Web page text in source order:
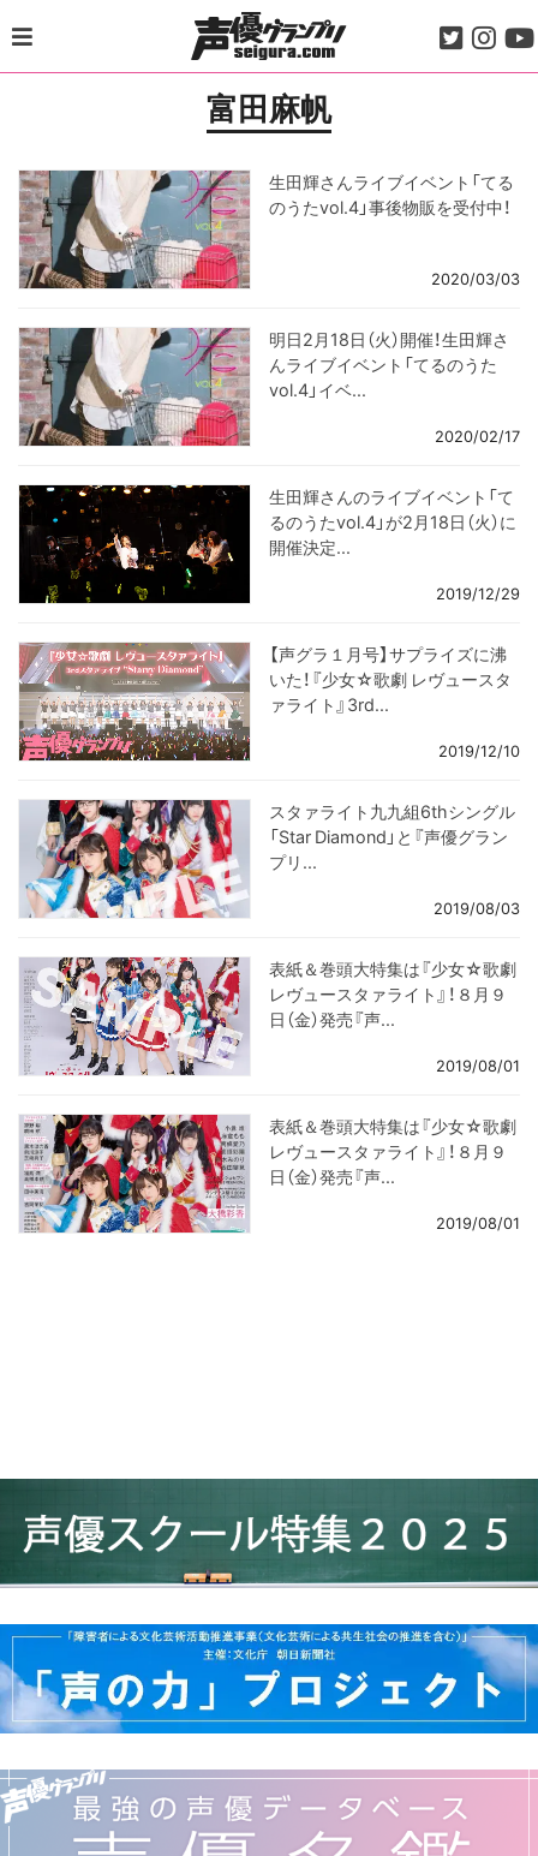
to
content
富田麻帆
生田輝さんライブイベント「てる
のうたvol.4」事後物販を受付中！
2020/03/03
明日2月18日（火）開催！生田輝さ
んライブイベント「てるのうた
vol.4」イベ...
2020/02/17
生田輝さんのライブイベント「て
るのうたvol.4」が2月18日（火）に
開催決定...
2019/12/29
【声グラ１月号】サプライズに沸
いた！『少女☆歌劇 レヴュースタ
ァライト』3rd...
2019/12/10
スタァライト九九組6thシングル
「Star Diamond」と『声優グラン
プリ...
2019/08/03
表紙＆巻頭大特集は『少女☆歌劇
レヴュースタァライト』！８月９
日（金）発売『声...
2019/08/01
表紙＆巻頭大特集は『少女☆歌劇
レヴュースタァライト』！８月９
日（金）発売『声...
2019/08/01